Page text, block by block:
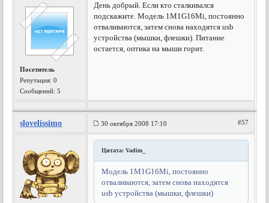
Посетитель
Репутация:0
Сообщений: 5
День добрый. Если кто сталкивался
подскажите. Модель 1M1G16Mi, постоянно
отваливаются, затем снова находятся usb
устройства (мышки, флешки). Питание
остается, оптика на мыши горит.
slovelissimo 30 октября 2008 17:10 #57
Цитата: Vadim_
Модель 1M1G16Mi, постоянно
отваливаются, затем снова находятся
usb устройства (мышки, флешки)